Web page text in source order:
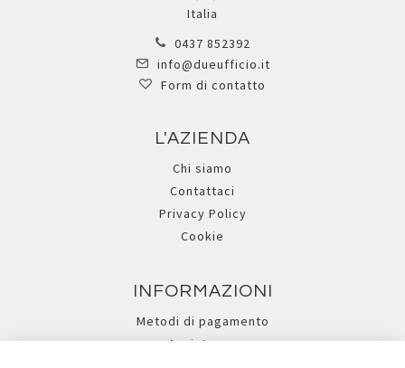
Italia
0437 852392
info@dueufficio.it
Form di contatto
L'AZIENDA
Chi siamo
Contattaci
Privacy Policy
Cookie
INFORMAZIONI
Metodi di pagamento
Assistenza